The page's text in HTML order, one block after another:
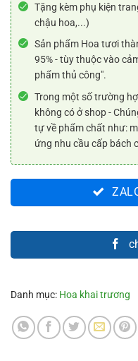
Tặng kèm phụ kiện
chậu hoa,...)
Sản phẩm Hoa tươi
95% - tùy thuộc vào
phẩm thủ công".
Trong một số trường
không có ở shop -
tự về phẩm chất như:
ứng nhu cầu cấp bách
Danh mục: Hoa khai trương